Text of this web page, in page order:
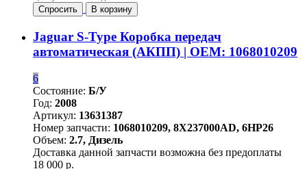
Спросить В корзину
Jaguar S-Type Коробка передач
автоматическая (АКПП) | OEM: 1068010209
6
Состояние: Б/У
Год: 2008
Артикул: 13631387
Номер запчасти: 1068010209, 8X237000AD, 6HP26
Объем: 2.7, Дизель
Доставка данной запчасти возможна без предоплаты
18 000 р.